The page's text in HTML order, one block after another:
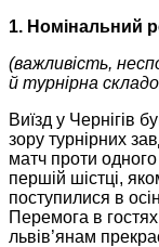
1. Номінальний
(важливість,
й турнірна
Виїзд у Чернігів
зору турнірних
матч проти одного
першій шістці,
поступилися в
Перемога в
львів’янам